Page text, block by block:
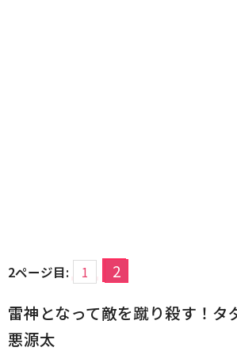
2ページ目: 1 2
雷神となって敵を蹴り殺す！タ
悪源太